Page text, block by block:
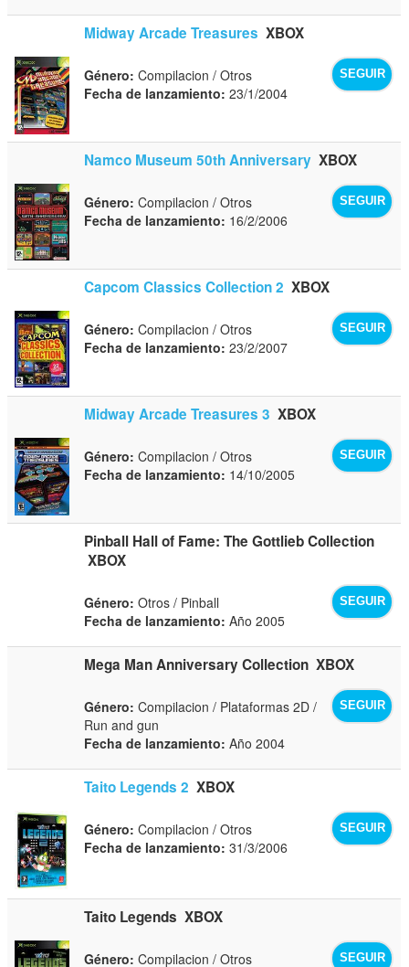
Midway Arcade Treasures XBOX
SEGUIR
Género: Compilacion / Otros
Fecha de lanzamiento: 23/1/2004
Namco Museum 50th Anniversary XBOX
SEGUIR
Género: Compilacion / Otros
Fecha de lanzamiento: 16/2/2006
Capcom Classics Collection 2 XBOX
SEGUIR
Género: Compilacion / Otros
Fecha de lanzamiento: 23/2/2007
Midway Arcade Treasures 3 XBOX
SEGUIR
Género: Compilacion / Otros
Fecha de lanzamiento: 14/10/2005
Pinball Hall of Fame: The Gottlieb Collection
XBOX
SEGUIR
Género: Otros / Pinball
Fecha de lanzamiento: Año 2005
Mega Man Anniversary Collection XBOX
SEGUIR
Género: Compilacion / Plataformas 2D /
Run and gun
Fecha de lanzamiento: Año 2004
Taito Legends 2 XBOX
SEGUIR
Género: Compilacion / Otros
Fecha de lanzamiento: 31/3/2006
Taito Legends XBOX
SEGUIR
Género: Compilacion / Otros